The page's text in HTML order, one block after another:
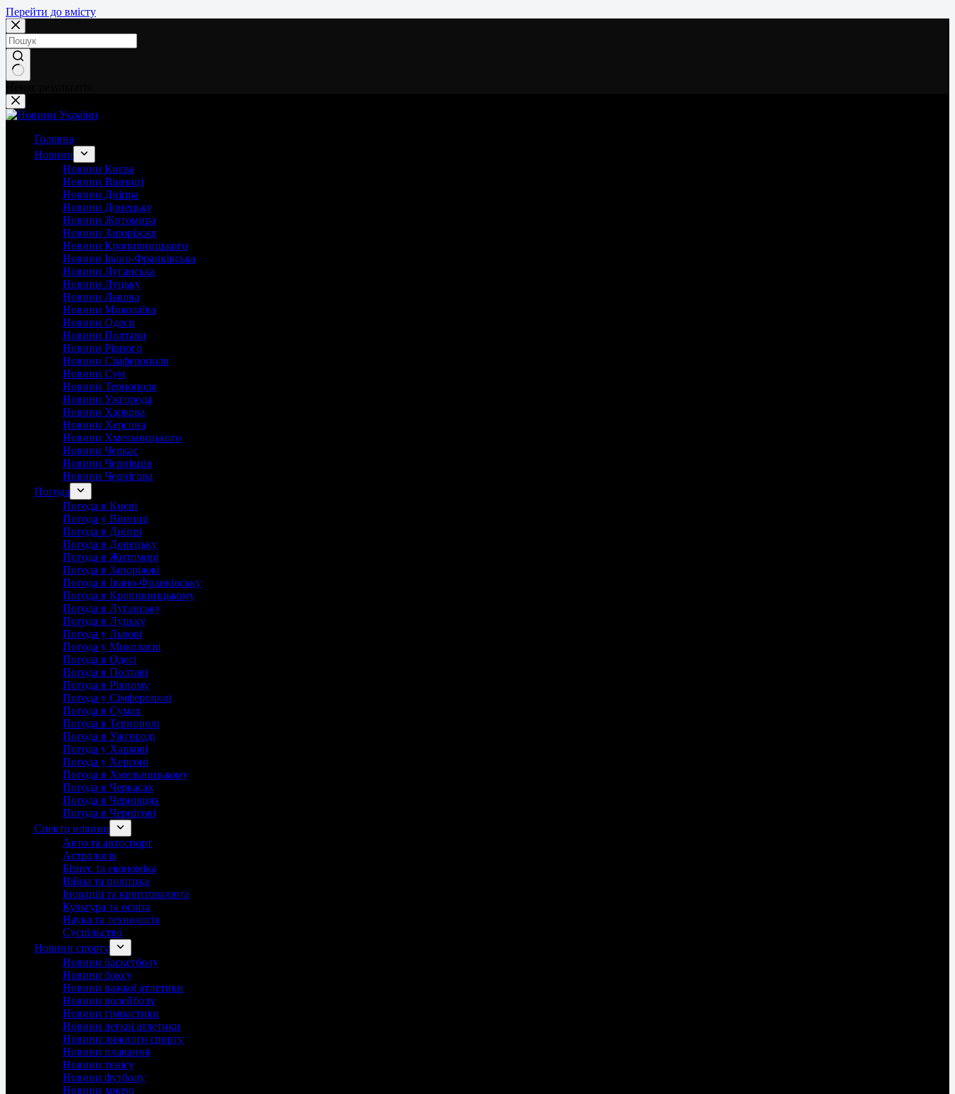
Перейти до вмісту
Головна
Новини
Новини Києва
Новини Вінниці
Новини Дніпра
Новини Донецьку
Новини Житомира
Новини Запоріжжя
Новини Кропивницького
Новини Івано-Франківська
Новини Луганська
Новини Луцьку
Новини Львова
Новини Миколаїва
Новини Одеси
Новини Полтави
Новини Рівного
Новини Сімферополя
Новини Сум
Новини Тернополя
Новини Ужгорода
Новини Харкова
Новини Херсона
Новини Хмельницького
Новини Черкас
Новини Чернівців
Новини Чернігова
Погода
Погода в Києві
Погода у Вінниці
Погода в Дніпрі
Погода в Донецьку
Погода в Житомирі
Погода в Запоріжжі
Погода в Івано-Франківську
Погода в Кропивницькому
Погода в Луганську
Погода в Луцьку
Погода у Львові
Погода у Миколаєві
Погода в Одесі
Погода в Полтаві
Погода в Рівному
Погода у Сімферополі
Погода в Сумах
Погода в Тернополі
Погода в Ужгороді
Погода у Харкові
Погода у Херсоні
Погода в Хмельницькому
Погода в Черкасах
Погода в Чернівцях
Погода в Чернігові
Спектр новини
Авто та автоспорт
Астрологія
Бізнес та економіка
Війна та політика
Іноваціії та криптовалюта
Культура та освіта
Наука та технологія
Суспільство
Новини спорту
Новини баскетболу
Новини боксу
Новини важкої атлетики
Новини волейболу
Новини гімнастики
Новини легкої атлетики
Новини лижного спорту
Новини плавання
Новини тенісу
Новини футболу
Новини хокею